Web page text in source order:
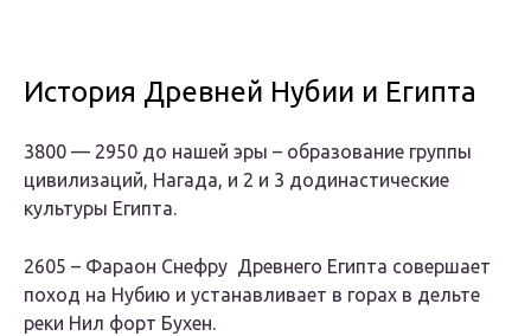
История Древней Нубии и Египта
3800 — 2950 до нашей эры – образование группы
цивилизаций, Нагада, и 2 и 3 додинастические
культуры Египта.
2605 – Фараон Снефру Древнего Египта совершает
поход на Нубию и устанавливает в горах в дельте
реки Нил форт Бухен.